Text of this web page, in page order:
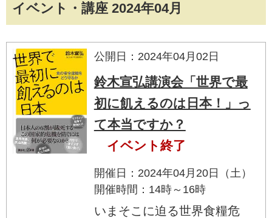
イベント・講座 2024年04月
公開日：2024年04月02日
鈴木宣弘講演会「世界で最
初に飢えるのは日本！」っ
て本当ですか？
イベント終了
開催日：2024年04月20日（土）
開催時間：14時～16時
いまそこに迫る世界食糧危